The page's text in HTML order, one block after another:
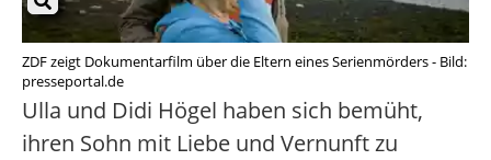
ZDF zeigt Dokumentarfilm über die Eltern eines Serienmörders - Bild:
presseportal.de
Ulla und Didi Högel haben sich bemüht,
ihren Sohn mit Liebe und Vernunft zu